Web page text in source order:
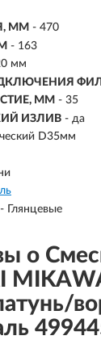
ММ - 470
- 163
мм
ММ - 35
ИЗЛИВ - да
D35мм
- Глянцевые
о